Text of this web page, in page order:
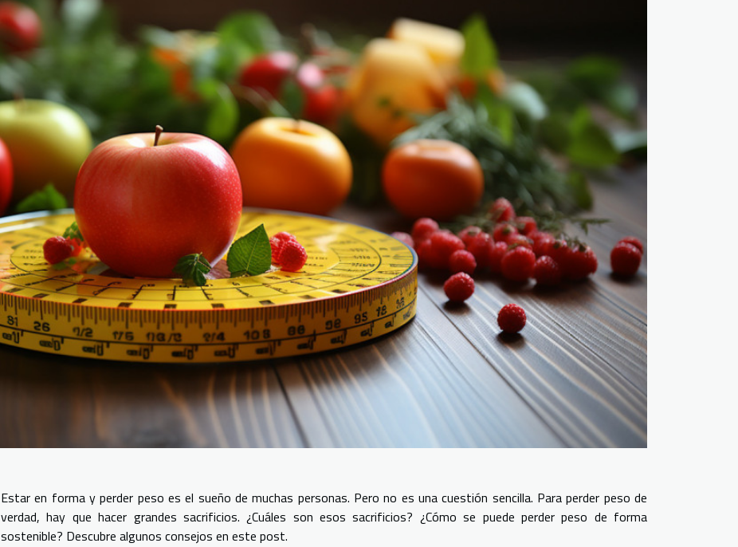
Estar en forma y perder peso es el sueño de muchas personas. Pero no es una cuestión sencilla. Para perder peso de
verdad, hay que hacer grandes sacrificios. ¿Cuáles son esos sacrificios? ¿Cómo se puede perder peso de forma
sostenible? Descubre algunos consejos en este post.